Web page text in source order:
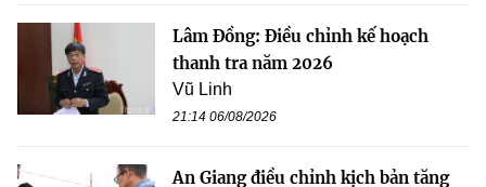
Lâm Đồng: Điều chỉnh kế hoạch
thanh tra năm 2026
Vũ Linh
21:14 06/08/2026
An Giang điều chỉnh kịch bản tăng